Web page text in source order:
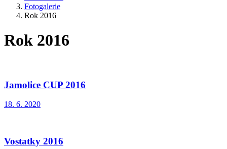
Fotogalerie
Rok 2016
Rok 2016
Jamolice CUP 2016
18. 6. 2020
Vostatky 2016